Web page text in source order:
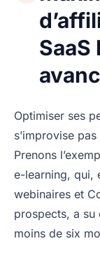
SaaS
Optimiser ses
s’improvise
Prenons
e-learning, qui,
webinaires et
prospects, a su
moins de six